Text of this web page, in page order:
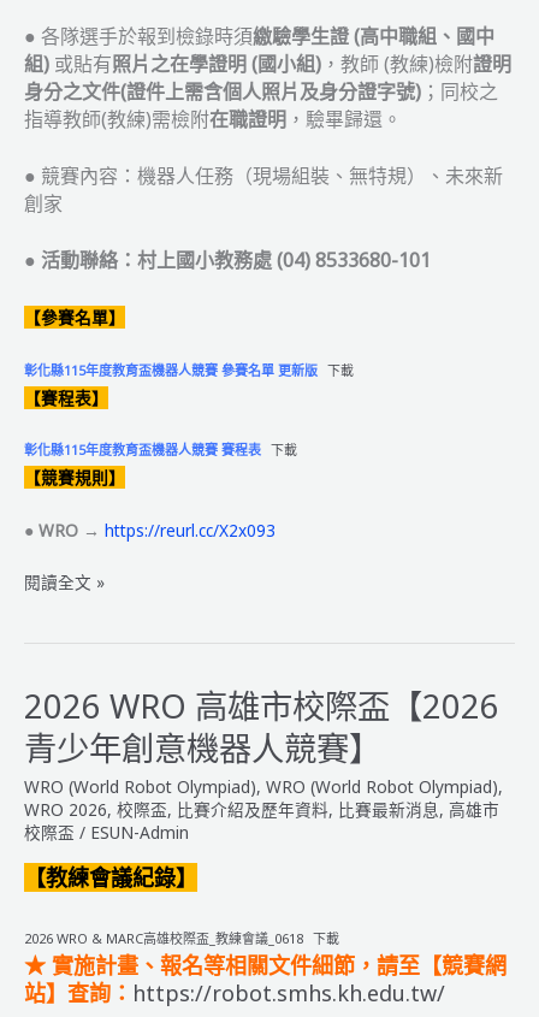
● 各隊選手於報到檢錄時須繳驗學生證 (高中職組、國中
組) 或貼有照片之在學證明 (國小組) ，教師 (教練)檢附證明
身分之文件(證件上需含個人照片及身分證字號) ；同校之
指導教師(教練)需檢附在職證明 ，驗畢歸還。
● 競賽內容：機器人任務（現場組裝、無特規）、未來新
創家
● 活動聯絡：村上國小教務處 (04) 8533680-101
【參賽名單】
彰化縣115年度教育盃機器人競賽 參賽名單 更新版 下載
【賽程表】
彰化縣115年度教育盃機器人競賽 賽程表 下載
【競賽規則】
● WRO → https://reurl.cc/X2x093
2026
縣
校
際
【彰
化
縣
115
度
教
育
閱讀全文 »
2026 WRO 高雄市校際盃【2026
青少年創意機器人競賽】
WRO (World Robot Olympiad), WRO (World Robot Olympiad),
WRO 2026, 校際盃, 比賽介紹及歷年資料, 比賽最新消息, 高雄市
校際盃 / ESUN-Admin
【教練會議紀錄】
2026 WRO & MARC高雄校際盃_教練會議_0618 下載
★ 實施計畫、報名等相關文件細節，請至【競賽網
站】查詢 ： https://robot.smhs.kh.edu.tw/